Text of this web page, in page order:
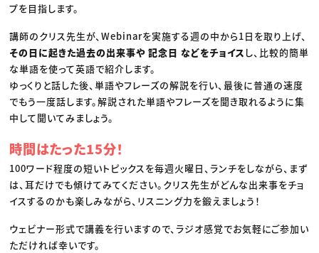
プを目指します。
講師のクリス先生が、Webinarを実施する週の中から1日を取り上げ、
その日に起きた過去の出来事や 記念日 などをチョイス し、比較的簡単
な単語を使って英語で紹介します。
ゆっくりと話した後、単語やフレーズの解説を行い、最後に普通の速度
でもう一度話します。解説された単語やフレーズを聞き取れるように集
中して聞いてみましょう。
時間はたった15分！
100ワード程度の短いトピックスを毎週火曜日、ランチをしながら、まず
は、耳だけでも傾けてみてください。クリス先生がどんな出来事をチョ
イスするのかも楽しみながら、リスニング力を鍛えましょう！
ウェビナー形式で講義を行いますので、ラジオ感覚でお気軽にご参加い
ただければ幸いです。